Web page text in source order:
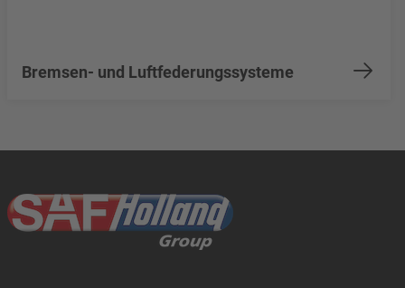
Bremsen- und Luftfederungssysteme